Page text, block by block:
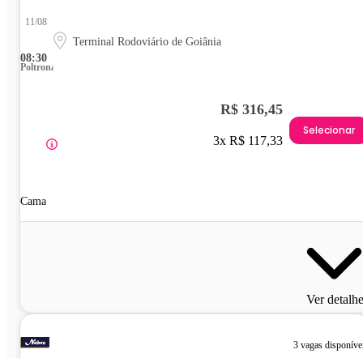
08:30
11/08
Terminal Rodoviário de Goiânia
Poltrona
Cama
R$ 316,45
3x R$ 117,33
Selecionar
Ver
3 vagas